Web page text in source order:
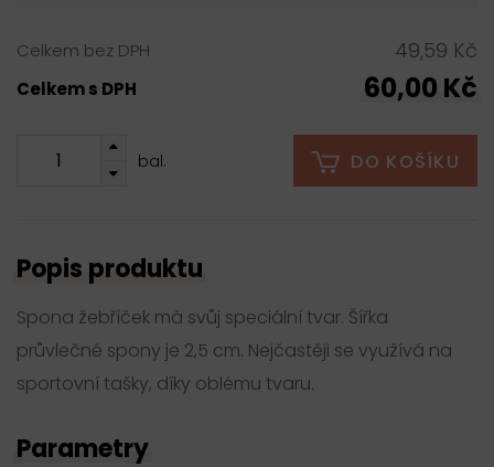
Celkem bez DPH 49,59 Kč
Celkem s DPH 60,00 Kč
bal. DO KOŠÍKU
Popis produktu
Spona žebříček má svůj speciální tvar. Šířka
průvlečné spony je 2,5 cm. Nejčastěji se využívá na
sportovní tašky, díky oblému tvaru.
Parametry